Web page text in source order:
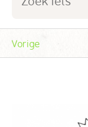
FAQ
Vorige